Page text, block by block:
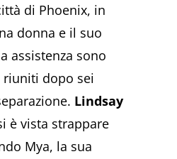
di Phoenix, in
donna e il suo
assistenza sono
dopo sei
Lindsay
è vista strappare
Mya, la sua